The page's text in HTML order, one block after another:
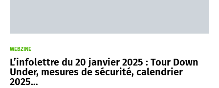
WEBZINE
L’infolettre du 20 janvier 2025 : Tour Down
Under, mesures de sécurité, calendrier
2025…